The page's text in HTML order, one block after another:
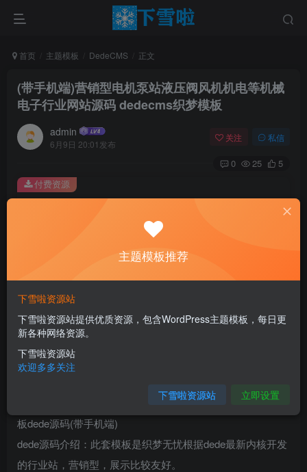
首页 主题模板 DedeCMS 正文
(带手机端)营销型电机泵站液压阀风机机电等机械
电子行业网站源码 dedecms织梦模板
admin
6月9日 20:01发布
关注 私信
0 25 5
此内容为付费资源，请付费后查看
￥0.01
您当前未登录！建议登陆后购买，可保存购买订单
付费资源
介绍
营销型电机泵站液压阀风机机电等机械电子行业网站织梦模
板dede源码(带手机端)
dede源码介绍：此套模板是织梦无忧根据dede最新内核开发
的行业站，营销型，展示比较友好。
主题模板推荐
下雪啦资源站
下雪啦资源站提供优质资源，包含WordPress主题模板，每日更
新各种网络资源。
下雪啦资源站
欢迎多多关注
下雪啦资源站 立即设置